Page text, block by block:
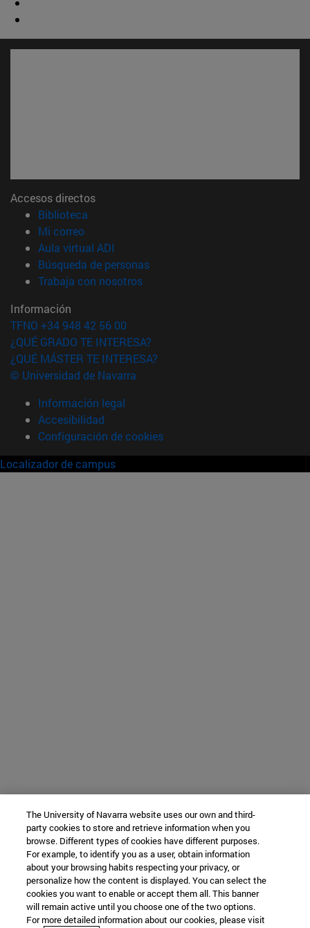
Accesos directos
Biblioteca
Mi correo(abre en nueva ventana)
Aula virtual ADI
Búsqueda de personas(abre en nueva ventana)
Trabaja con nosotros(abre en nueva ventana)
Información
TFNO +34 948 42 56 00
¿QUÉ GRADO TE INTERESA?
¿QUÉ MÁSTER TE INTERESA?
© Universidad de Navarra
Información legal
Accesibilidad
Configuración de cookies
Localizador de campus
The University of Navarra website uses our own and third-
party cookies to store and retrieve information when you
browse. Different types of cookies have different purposes.
For example, to identify you as a user, obtain information
about your browsing habits respecting your privacy, or
personalize how the content is displayed. You can select the
cookies you want to enable or accept them all. This banner
will remain active until you choose one of the two options.
For more detailed information about our cookies, please visit